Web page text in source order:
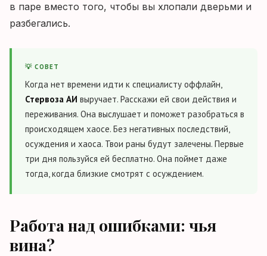
в паре вместо того, чтобы вы хлопали дверьми и
разбегались.
💡 СОВЕТ
Когда нет времени идти к специалисту оффлайн,
Стервоза АИ выручает. Расскажи ей свои действия и
переживания. Она выслушает и поможет разобраться в
происходящем хаосе. Без негативных последствий,
осуждения и хаоса. Твои раны будут залечены. Первые
три дня пользуйся ей бесплатно. Она поймет даже
тогда, когда близкие смотрят с осуждением.
Работа над ошибками: чья
вина?